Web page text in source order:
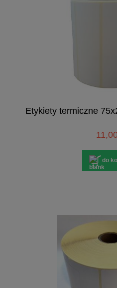
Etykiety termiczne
do